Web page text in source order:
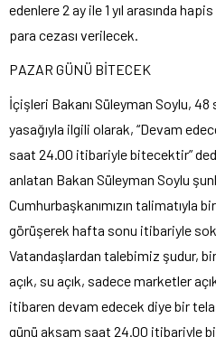
edenlere 2 ay ile 1 yıl arasında
para cezası verilecek.
PAZAR GÜNÜ BİTECEK
İçişleri Bakanı Süleyman Soylu,
yasağıyla ilgili olarak, “Devam
saat 24.00 itibariyle bitecektir” dedi.
anlatan Bakan Süleyman Soylu
Cumhurbaşkanımızın talimatıyla
görüşerek hafta sonu itibariyle
Vatandaşlardan talebimiz şudur,
açık, su açık, sadece marketler
itibaren devam edecek diye bir
günü akşam saat 24.00 itibariyle